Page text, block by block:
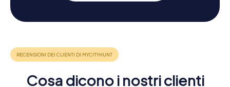
Cosa dicono i nostri clienti